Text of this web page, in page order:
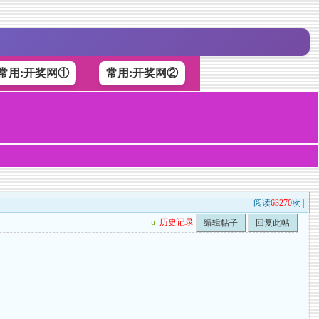
用:开奖网① 常用:开奖网②
阅读63270次 |
u 历史记录 编辑帖子 回复此帖